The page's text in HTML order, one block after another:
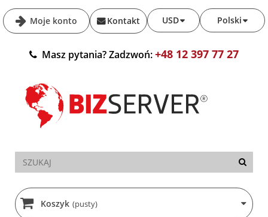
Moje konto Polski
USD
Kontakt
Masz pytania? Zadzwoń:+48 12 397 77 27
Koszyk (pusty)